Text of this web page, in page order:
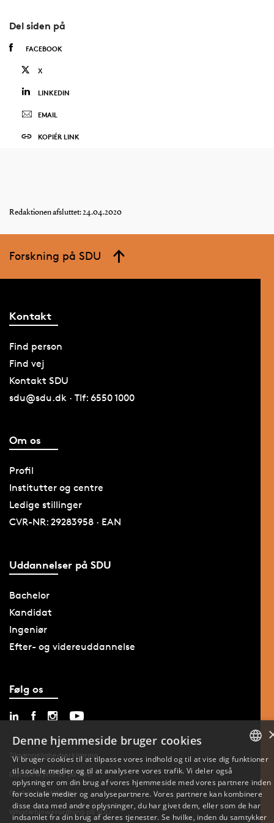
Del siden på
FACEBOOK
X
LINKEDIN
EMAIL
KOPIÉR LINK
Redaktionen afsluttet: 24.04.2020
Forskning på SDU
Kontakt
Find person
Find vej
Kontakt SDU
sdu@sdu.dk · Tlf: 6550 1000
Om os
Profil
Institutter og centre
Ledige stillinger
CVR-NR: 29283958 · EAN
Uddannelser på SDU
Bachelor
Kandidat
Ingeniør
Efter- og videreuddannelse
Følg os
Tilgængelighedserklæring
Databeskyttelse på SDU
Cookie-indstillinger
Whistleblowerordning på SDU
ENGLISH
Denne hjemmeside bruger cookies
Vi bruger cookies til at tilpasse vores indhold og til at vise dig funktioner
til sociale medier og til at analysere vores trafik. Vi deler også
oplysninger om din brug af vores hjemmeside med vores partnere inden
for sociale medier og analysepartnere. Vores partnere kan kombinere
disse data med andre oplysninger, du har givet dem, eller som de har
indsamlet fra din brug af deres tjenester. Se hvilke, inden du samtykker